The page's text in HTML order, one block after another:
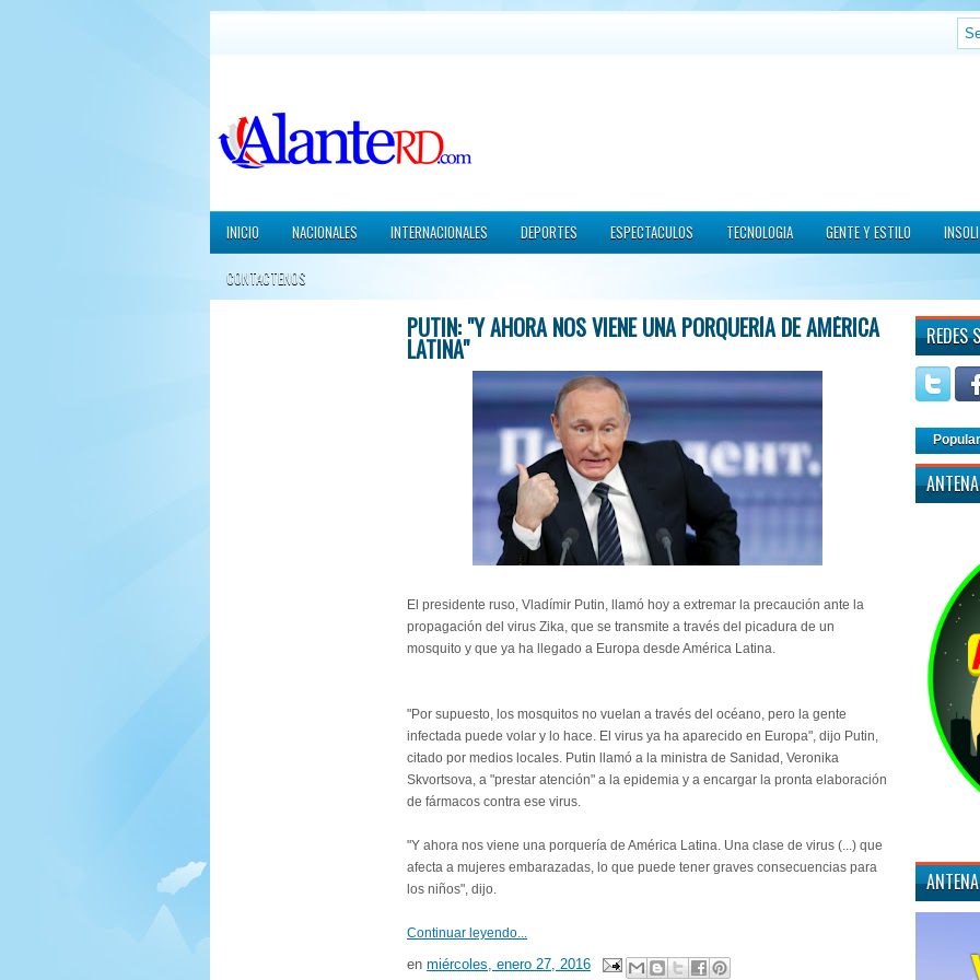
INICIO NACIONALES INTERNACIONALES DEPORTES ESPECTACULOS TECNOLOGIA GENTE Y ESTILO
CONTACTENOS
PUTIN: "Y AHORA NOS VIENE UNA PORQUERÍA DE AMÉRICA
LATINA"
El presidente ruso, Vladímir Putin, llamó hoy a extremar la precaución ante la
propagación del virus Zika, que se transmite a través del picadura de un
mosquito y que ya ha llegado a Europa desde América Latina.
"Por supuesto, los mosquitos no vuelan a través del océano, pero la gente
infectada puede volar y lo hace. El virus ya ha aparecido en Europa", dijo Putin,
citado por medios locales. Putin llamó a la ministra de Sanidad, Veronika
Skvortsova, a "prestar atención" a la epidemia y a encargar la pronta elaboración
de fármacos contra ese virus.
"Y ahora nos viene una porquería de América Latina. Una clase de virus (...) que
afecta a mujeres embarazadas, lo que puede tener graves consecuencias para
los niños", dijo.
Continuar leyendo...
en miércoles, enero 27, 2016
REDES
Popular